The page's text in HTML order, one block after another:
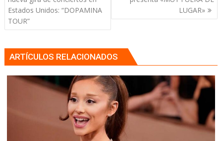
entradas
Estados Unidos: “DOPAMINA
TOUR”
LUGAR»
ARTÍCULOS RELACIONADOS